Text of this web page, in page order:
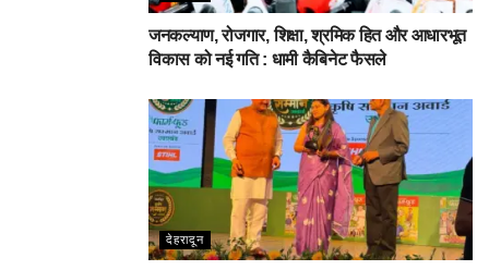
जनकल्याण, रोजगार, शिक्षा, श्रमिक हित और आधारभूत
विकास को नई गति : धामी कैबिनेट फैसले
देहरादून